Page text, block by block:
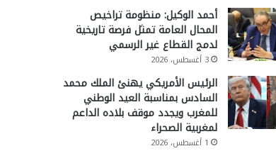
أحمد الوكيل: منظومة تراخيص
المحال العامة تمثل فرصة تاريخية
لدمج القطاع غير الرسمي
3 أغسطس، 2026
الرئيس الأمريكي يهنئ الملك محمد
السادس بمناسبة العيد الوطني
للمغرب ويجدد موقف بلاده الداعم
لمغربية الصحراء
1 أغسطس، 2026